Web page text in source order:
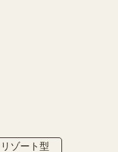
ゾート型